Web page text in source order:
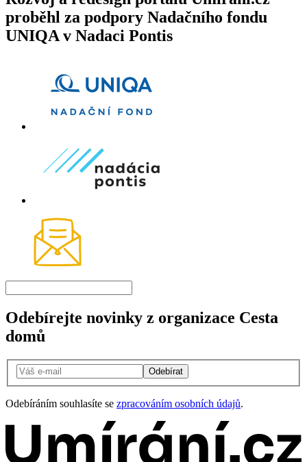
proběhl za podpory Nadačního fondu
UNIQA v Nadaci Pontis
Odebírejte novinky z organizace Cesta
domů
Odebírat
Odebíráním souhlasíte se zpracováním osobních údajů.